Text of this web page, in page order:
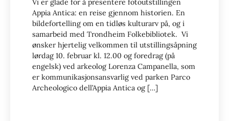
Vi er glade for å presentere fotoutstillingen
Appia Antica: en reise gjennom historien. En
bildefortelling om en tidløs kulturarv på, og i
samarbeid med Trondheim Folkebibliotek. Vi
ønsker hjertelig velkommen til utstillingsåpning
lørdag 10. februar kl. 12.00 og foredrag (på
engelsk) ved arkeolog Lorenza Campanella, som
er kommunikasjonsansvarlig ved parken Parco
Archeologico dell’Appia Antica og […]